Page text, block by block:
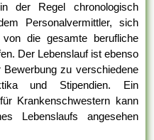
der Regel chronologisch
Personalvermittler, sich
die gesamte berufliche
Der Lebenslauf ist ebenso
zu verschiedene
und Stipendien. Ein
Krankenschwestern kann
Lebenslaufs angesehen